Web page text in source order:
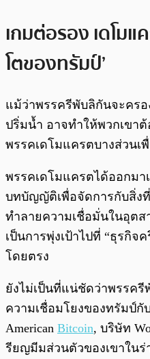
เกมต่อรอง เดโมแ
โตของทรัมป์’
แม้ว่าพรรครีพับลิกันจะครอ
ปริ่มน้ำ อาจทำให้พวกเขา
พรรคเดโมแครตบางส่วนเ
พรรคเดโมแครตได้ออกมา
บทบัญญัติเพื่อจัดการกับสิ่งที่
ทำลายความเชื่อมั่นในอุต
เป็นการพุ่งเป้าไปที่ “ธุรกิจ
โดยตรง
ยังไม่เป็นที่แน่ชัดว่าพรรค
ความเชื่อมโยงของทรัมป์กั
American Bitcoin, บริษัท
รียญมีมส่วนตัวของเขาใน